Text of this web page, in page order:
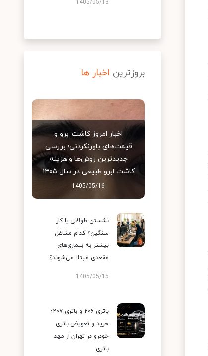
1405/05/13
بروزترین اخبار ها
اخبار امروز کاشت ابرو و
قیمت‌های باورنکردنی؛ بررسی
جدیدترین روش‌ها و هزینه
کاشت ابرو طبیعی در سال ۱۴۰۵
1405/05/16
نشستن طولانی یا کار
سنگین؟ کدام مشاغل
بیشتر به بیماری‌های
مقعدی مبتلا می‌شوند؟
1405/05/15
باتری ۲۰۶ و باتری ۲۰۷؛
خرید و تعویض باتری
خودرو در تهران از مهد
باتری